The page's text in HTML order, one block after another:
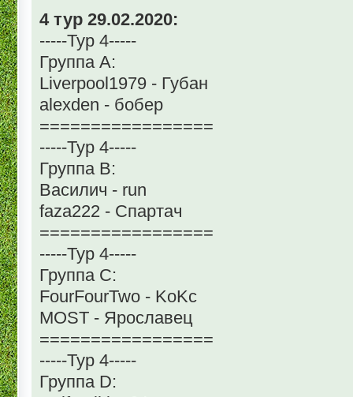
4 тур 29.02.2020:
-----Тур 4-----
Группа А:
Liverpool1979 - Губан
alexden - бобер
=================
-----Тур 4-----
Группа В:
Василич - run
faza222 - Спартач
=================
-----Тур 4-----
Группа С:
FourFourTwo - KoKc
MOST - Ярославец
=================
-----Тур 4-----
Группа D: